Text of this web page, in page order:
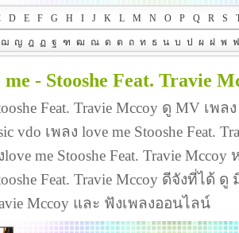
D E F G H I J K L M N O P Q R S
ฌ ญ ฎ ฏ ฐ ฑ ฒ ณ ด ต ถ ท ธ น บ ป ผ ฝ พ ฟ
- Stooshe Feat. Travie
Feat. Travie Mccoy ดู MV เพลง
vdo เพลง love me Stooshe Feat.
me Stooshe Feat. Travie
Feat. Travie Mccoy ดีจังที่ได้
Mccoy และ ฟังเพลงออนไลน์